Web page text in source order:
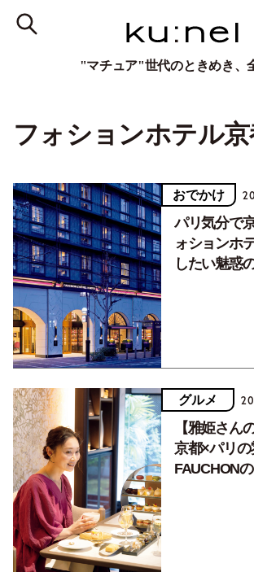
"マチュア"世代のときめき、
フォションホテル
おでかけ
パリ気分で
ォションホ
したい魅惑
グルメ
【雅姫さん
京都×パリの
FAUCHON